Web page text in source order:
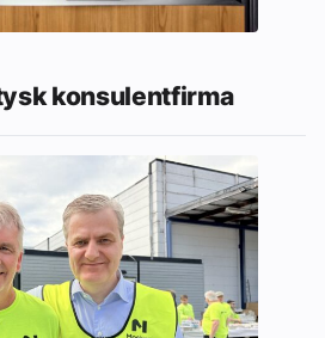
konsulentfirma